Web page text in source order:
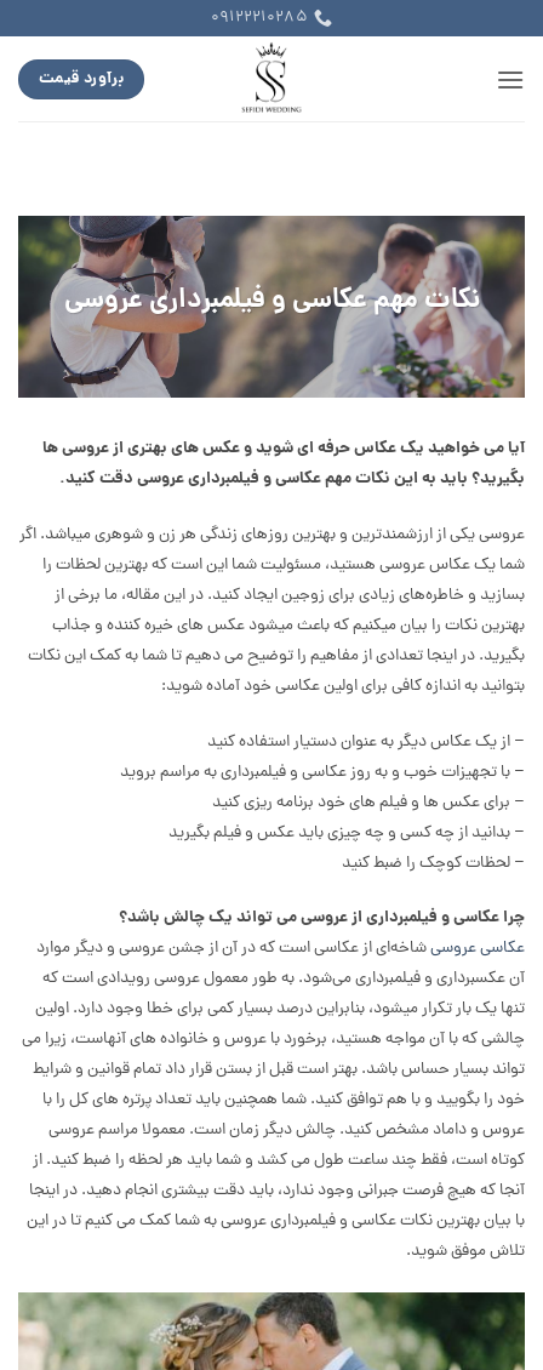
to
content
09122210285
برآورد قیمت
نکات مهم عکاسی و فیلمبرداری عروسی
آیا می خواهید یک عکاس حرفه ای شوید و عکس های بهتری از عروسی ها
بگیرید؟ باید به این نکات مهم عکاسی و فیلمبرداری عروسی دقت کنید.
عروسی یکی از ارزشمندترین و بهترین روزهای زندگی هر زن و شوهری میباشد. اگر
شما یک عکاس عروسی هستید، مسئولیت شما این است که بهترین لحظات را
بسازید و خاطره‌های زیادی برای زوجین ایجاد کنید. در این مقاله، ما برخی از
بهترین نکات را بیان میکنیم که باعث میشود عکس های خیره کننده و جذاب
بگیرید. در اینجا تعدادی از مفاهیم را توضیح می دهیم تا شما به کمک این نکات
بتوانید به اندازه کافی برای اولین عکاسی خود آماده شوید:
– از یک عکاس دیگر به عنوان دستیار استفاده کنید
– با تجهیزات خوب و به روز عکاسی و فیلمبرداری به مراسم بروید
– برای عکس ها و فیلم های خود برنامه ریزی کنید
– بدانید از چه کسی و چه چیزی باید عکس و فیلم بگیرید
– لحظات کوچک را ضبط کنید
چرا عکاسی و فیلمبرداری از عروسی می تواند یک چالش باشد؟
عکاسی عروسیشاخه‌ای از عکاسی است که در آن از جشن عروسی و دیگر موارد
آن عکسبرداری و فیلمبرداری می‌شود. به طور معمول عروسی رویدادی است که
تنها یک بار تکرار میشود، بنابراین درصد بسیار کمی برای خطا وجود دارد.اولین
چالشی که با آن مواجه هستید، برخورد با عروس و خانواده های آنهاست، زیرا می
تواند بسیار حساس باشد. بهتر است قبل از بستن قرار داد تمام قوانین و شرایط
خود را بگویید و با هم توافق کنید. شما همچنین باید تعداد پرتره های کل را با
عروس و داماد مشخص کنید. چالش دیگر زمان است. معمولا مراسم عروسی
کوتاه است، فقط چند ساعت طول می کشد و شما باید هر لحظه را ضبط کنید. از
آنجا که هیچ فرصت جبرانی وجود ندارد، باید دقت بیشتری انجام دهید. در اینجا
با بیان بهترین نکات عکاسی و فیلمبرداری عروسی به شما کمک می کنیم تا در این
تلاش موفق شوید.